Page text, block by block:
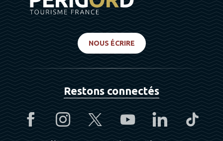
NOUS ÉCRIRE
Restons connectés